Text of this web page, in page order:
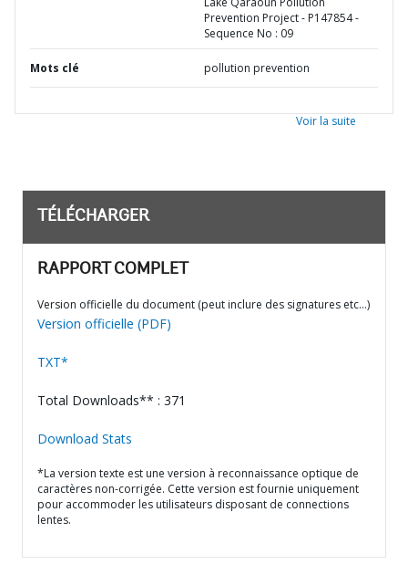
Prevention Project - P147854 -
Sequence No : 09
Mots clé pollution prevention
Voir la suite
TÉLÉCHARGER
RAPPORT COMPLET
Version officielle du document (peut inclure des signatures etc…)
Version officielle (PDF)
TXT*
Total Downloads** : 371
Download Stats
*La version texte est une version à reconnaissance optique de
caractères non-corrigée. Cette version est fournie uniquement
pour accommoder les utilisateurs disposant de connections
lentes.